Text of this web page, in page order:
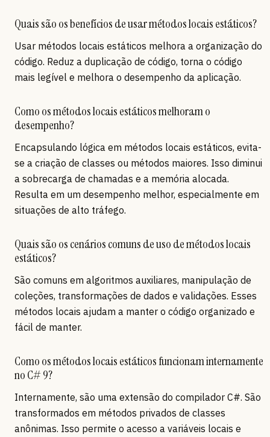
Quais são os benefícios de usar métodos locais estáticos?
Usar métodos locais estáticos melhora a organização do
código. Reduz a duplicação de código, torna o código
mais legível e melhora o desempenho da aplicação.
Como os métodos locais estáticos melhoram o
desempenho?
Encapsulando lógica em métodos locais estáticos, evita-
se a criação de classes ou métodos maiores. Isso diminui
a sobrecarga de chamadas e a memória alocada.
Resulta em um desempenho melhor, especialmente em
situações de alto tráfego.
Quais são os cenários comuns de uso de métodos locais
estáticos?
São comuns em algoritmos auxiliares, manipulação de
coleções, transformações de dados e validações. Esses
métodos locais ajudam a manter o código organizado e
fácil de manter.
Como os métodos locais estáticos funcionam internamente
no C# 9?
Internamente, são uma extensão do compilador C#. São
transformados em métodos privados de classes
anônimas. Isso permite o acesso a variáveis locais e